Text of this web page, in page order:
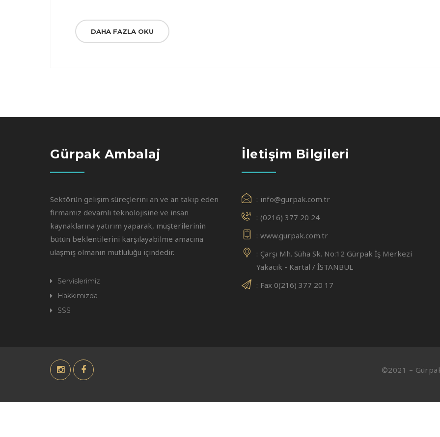
DAHA FAZLA OKU
Gürpak Ambalaj
Sektörün gelişim süreçlerini an ve an takip eden
firmamız devamlı teknolojisine ve insan
kaynaklarına yatırım yaparak, müşterilerinin
bütün beklentilerini karşılayabilme amacına
ulaşmış olmanın mutluluğu içindedir.
Servislerimiz
Hakkımızda
SSS
İletişim Bilgileri
info@gurpak.com.tr
(0216) 377 20 24
www.gurpak.com.tr
Çarşı Mh. Süha Sk. No:12 Gürpak İş Merkezi
Yakacık - Kartal / İSTANBUL
Fax 0(216) 377 20 17
©2021 –